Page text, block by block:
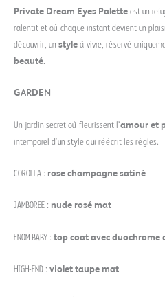
Private Dream Eyes Palette est un
ralentit et où chaque instant devient un
découvrir, un style à vivre, réservé
beauté.
GARDEN
Un jardin secret où fleurissent l’amour et
intemporel d’un style qui réécrit les règles.
COROLLA : rose champagne satiné
JAMBOREE : nude rosé mat
ENOM BABY : top coat avec duochrome
HIGH-END : violet taupe mat